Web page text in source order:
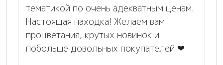
тематикой по очень адекватным ценам.
Настоящая находка! Желаем вам
процветания, крутых новинок и
побольше довольных покупателей ❤